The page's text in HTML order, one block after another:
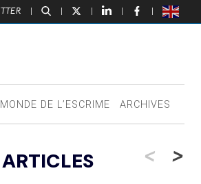
| | | | |
DE L’ESCRIME ARCHIVES
< >